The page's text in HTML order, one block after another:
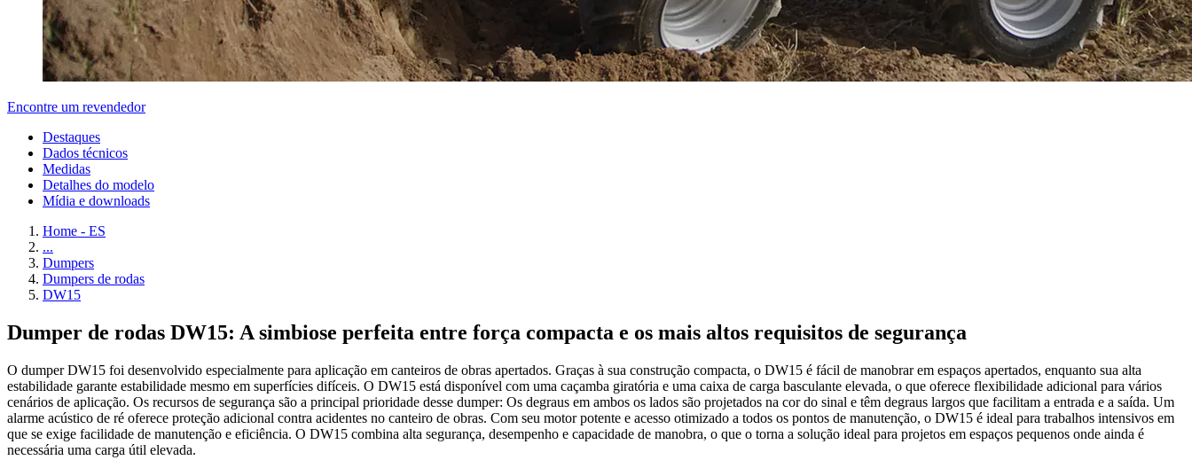
Encontre um revendedor
Destaques
Dados técnicos
Medidas
Detalhes do modelo
Mídia e downloads
Home - ES
...
Dumpers
Dumpers de rodas
DW15
Dumper de rodas DW15: A simbiose perfeita entre força compacta e os mais altos requisitos de segurança
O dumper DW15 foi desenvolvido especialmente para aplicação em canteiros de obras apertados. Graças à sua construção compacta, o DW15 é fácil de manobrar em espaços apertados, enquanto sua alta
estabilidade garante estabilidade mesmo em superfícies difíceis. O DW15 está disponível com uma caçamba giratória e uma caixa de carga basculante elevada, o que oferece flexibilidade adicional para vários
cenários de aplicação. Os recursos de segurança são a principal prioridade desse dumper: Os degraus em ambos os lados são projetados na cor do sinal e têm degraus largos que facilitam a entrada e a saída. Um
alarme acústico de ré oferece proteção adicional contra acidentes no canteiro de obras. Com seu motor potente e acesso otimizado a todos os pontos de manutenção, o DW15 é ideal para trabalhos intensivos em
que se exige facilidade de manutenção e eficiência. O DW15 combina alta segurança, desempenho e capacidade de manobra, o que o torna a solução ideal para projetos em espaços pequenos onde ainda é
necessária uma carga útil elevada.